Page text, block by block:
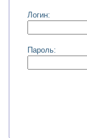
Логин:
Пароль: